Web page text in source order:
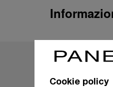
Cookie policy